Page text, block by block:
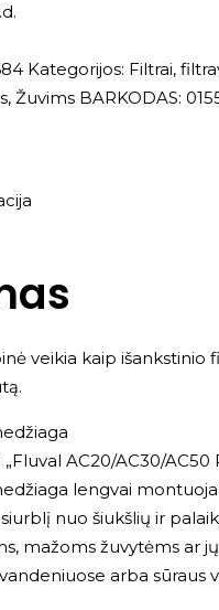
Kategorijos: Filtrai,
, Žuvims BARKODAS:
veikia kaip
AC20/AC30/AC50
lengvai
nuo šiukšlių ir
mažoms žuvytėms ar
arba sūraus